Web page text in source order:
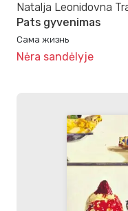
Natalja Leonidovna
Pats gyvenimas
Сама жизнь
Nėra sandėlyje